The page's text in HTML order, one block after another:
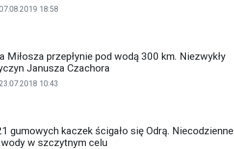
18:58
Miłosza przepłynie pod wodą 300 km. Niezwykły
Janusza Czachora
10:43
gumowych kaczek ścigało się Odrą. Niecodzienne
w szczytnym celu